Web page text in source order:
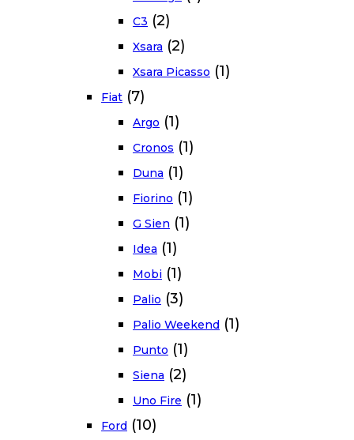
C3 (2)
Xsara (2)
Xsara Picasso (1)
Fiat (7)
Argo (1)
Cronos (1)
Duna (1)
Fiorino (1)
G Sien (1)
Idea (1)
Mobi (1)
Palio (3)
Palio Weekend (1)
Punto (1)
Siena (2)
Uno Fire (1)
Ford (10)